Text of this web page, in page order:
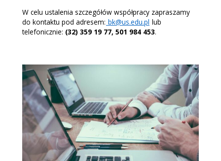
W celu ustalenia szczegółów współpracy zapraszamy
do kontaktu pod adresem: bk@us.edu.pl lub
telefonicznie: (32) 359 19 77, 501 984 453.